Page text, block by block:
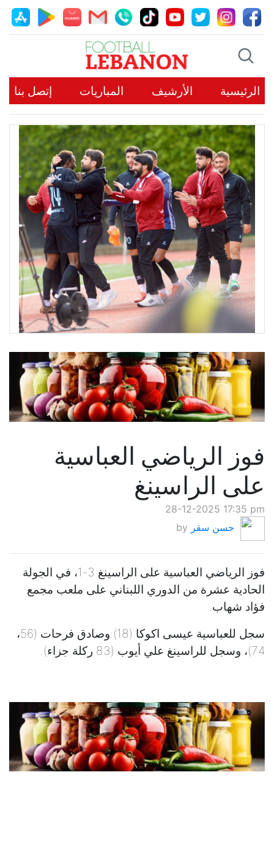
الرئيسية الأرشيف المباريات إتصل بنا
فوز الرياضي العباسية
على الراسينغ
28-12-2025 17:35 pm
by حسن سقر
فوز الرياضي العباسية على الراسينغ 3-1، في الجولة
الحادية عشرة من الدوري اللبناني على ملعب مجمع
فؤاد شهاب.
سجل للعباسية عيسى اكوكا (18) وصادق فرحات (56،
74)، وسجل للراسينغ علي أيوب (83 ركلة جزاء).